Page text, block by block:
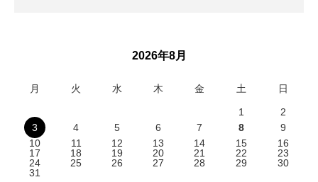
2026年8月
月 火 水 木 金 土 日
1
2
3
4 5 6 7 8
9
10
11 12 13 14 15
16
17
18 19 20 21 22
23
24
25 26 27 28 29
30
31